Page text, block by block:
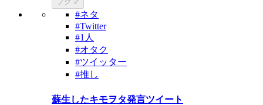
#ネタ
#Twitter
#1人
#オタク
#ツイッター
#推し
蘇生したキモヲタ発言ツイート